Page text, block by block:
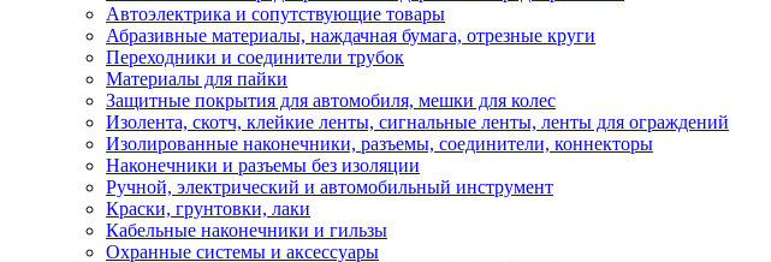
Автоэлектрика и сопутствующие товары
Абразивные материалы, наждачная бумага, отрезные круги
Переходники и соединители трубок
Материалы для пайки
Защитные покрытия для автомобиля, мешки для колес
Изолента, скотч, клейкие ленты, сигнальные ленты, ленты для ограждений
Изолированные наконечники, разъемы, соединители, коннекторы
Наконечники и разъемы без изоляции
Ручной, электрический и автомобильный инструмент
Краски, грунтовки, лаки
Кабельные наконечники и гильзы
Охранные системы и аксессуары